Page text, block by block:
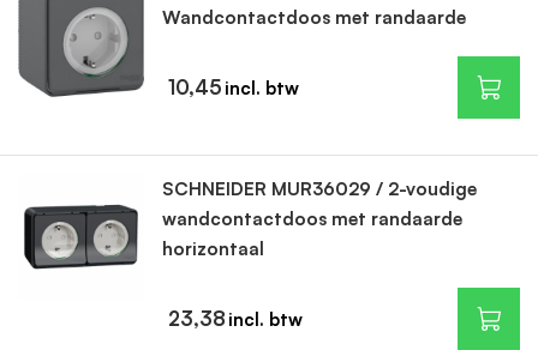
Wandcontactdoos met randaarde
10,45
SCHNEIDER MUR36029 / 2-voudige
wandcontactdoos met randaarde
horizontaal
23,38